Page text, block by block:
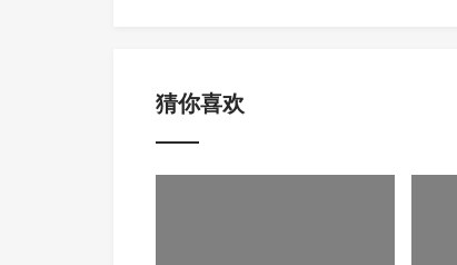
猜你喜欢